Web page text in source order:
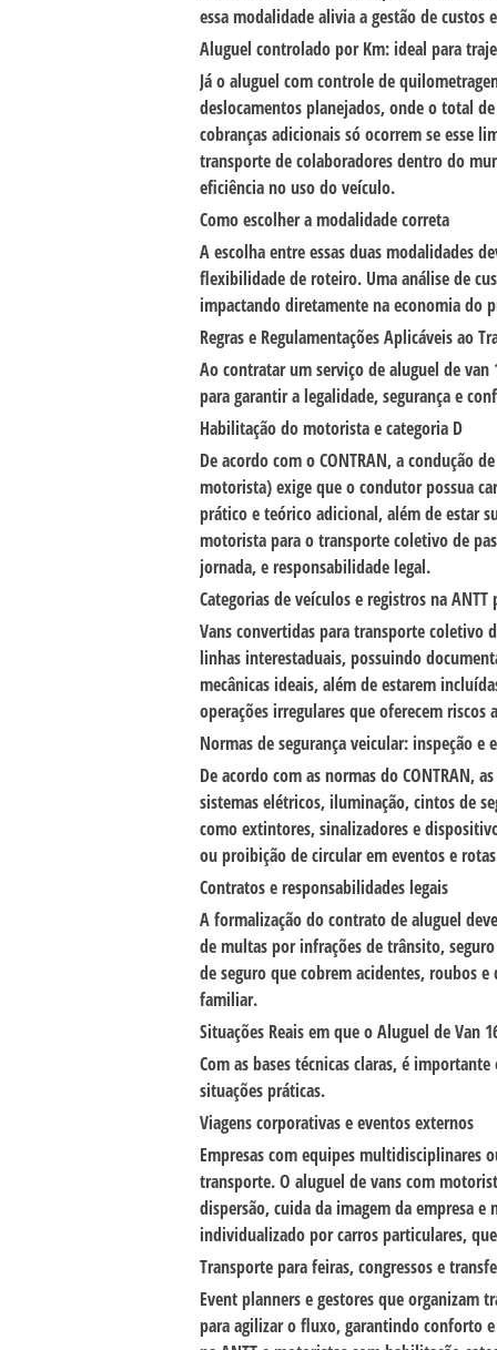
essa modalidade alivia a gestão de custos
Aluguel controlado por Km: ideal para
Já o aluguel com controle de
deslocamentos planejados, onde o total
cobranças adicionais só ocorrem se esse
transporte de colaboradores dentro do
eficiência no uso do veículo.
Como escolher a modalidade correta
A escolha entre essas duas modalidades
flexibilidade de roteiro. Uma análise de
impactando diretamente na economia do
Regras e Regulamentações Aplicáveis ao
Ao contratar um serviço de aluguel de
para garantir a legalidade, segurança e
Habilitação do motorista e categoria D
De acordo com oCONTRAN, a condução
motorista) exige que o condutor possua
prático e teórico adicional, além de estar
motorista para o transporte coletivo de
jornada, e responsabilidade legal.
Categorias de veículos e registros na
Vans convertidas para transporte coletivo
linhas interestaduais, possuindo
mecânicas ideais, além de estarem
operações irregulares que oferecem
Normas de segurança veicular: inspeção
De acordo com as normas doCONTRAN,
sistemas elétricos, iluminação, cintos de
como extintores, sinalizadores e
ou proibição de circular em eventos e
Contratos e responsabilidades legais
A formalização do contrato de aluguel
de multas por infrações de trânsito,
de seguro que cobrem acidentes, roubos
familiar.
Situações Reais em que o Aluguel de Van
Com as bases técnicas claras, é
situações práticas.
Viagens corporativas e eventos externos
Empresas com equipes
transporte. O aluguel de vans com
dispersão, cuida da imagem da empresa
individualizado por carros particulares,
Transporte para feiras, congressos e
Event planners e gestores que organizam
para agilizar o fluxo, garantindo conforto